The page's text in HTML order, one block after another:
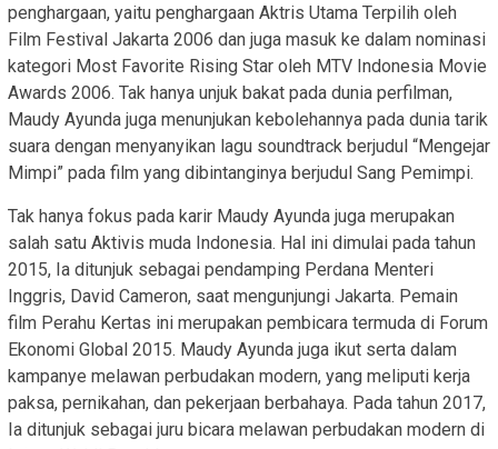
penghargaan, yaitu penghargaan Aktris Utama Terpilih oleh
Film Festival Jakarta 2006 dan juga masuk ke dalam nominasi
kategori Most Favorite Rising Star oleh MTV Indonesia Movie
Awards 2006. Tak hanya unjuk bakat pada dunia perfilman,
Maudy Ayunda juga menunjukan kebolehannya pada dunia tarik
suara dengan menyanyikan lagu soundtrack berjudul “Mengejar
Mimpi” pada film yang dibintanginya berjudul Sang Pemimpi.
Tak hanya fokus pada karir Maudy Ayunda juga merupakan
salah satu Aktivis muda Indonesia. Hal ini dimulai pada tahun
2015, Ia ditunjuk sebagai pendamping Perdana Menteri
Inggris, David Cameron, saat mengunjungi Jakarta. Pemain
film Perahu Kertas ini merupakan pembicara termuda di Forum
Ekonomi Global 2015. Maudy Ayunda juga ikut serta dalam
kampanye melawan perbudakan modern, yang meliputi kerja
paksa, pernikahan, dan pekerjaan berbahaya. Pada tahun 2017,
Ia ditunjuk sebagai juru bicara melawan perbudakan modern di